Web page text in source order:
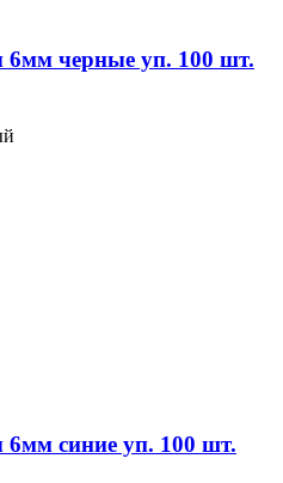
черные уп. 100 шт.
синие уп. 100 шт.